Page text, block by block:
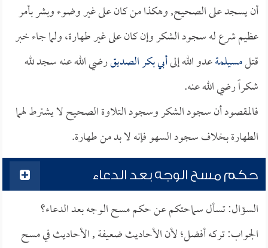
أن يسجد على الصحيح, وهكذا من كان على غير وضوء وبشر بأمر
عظيم شرع له سجود الشكر وإن كان على غير طهارة، ولما جاء خبر
قتلمسيلمةعدو الله إلىأبي بكر الصديقرضي الله عنه سجد لله
شكراً رضي الله عنه.
فالمقصود أن سجود الشكر وسجود التلاوة الصحيح لا يشترط لهما
الطهارة بخلاف سجود السهو فإنه لا بد من طهارة.
حكم مسح الوجه بعد الدعاء
السؤال: تسأل سماحتكم عن حكم مسح الوجه بعد الدعاء؟
الجواب: تركه أفضل؛ لأن الأحاديث ضعيفة , الأحاديث في مسح